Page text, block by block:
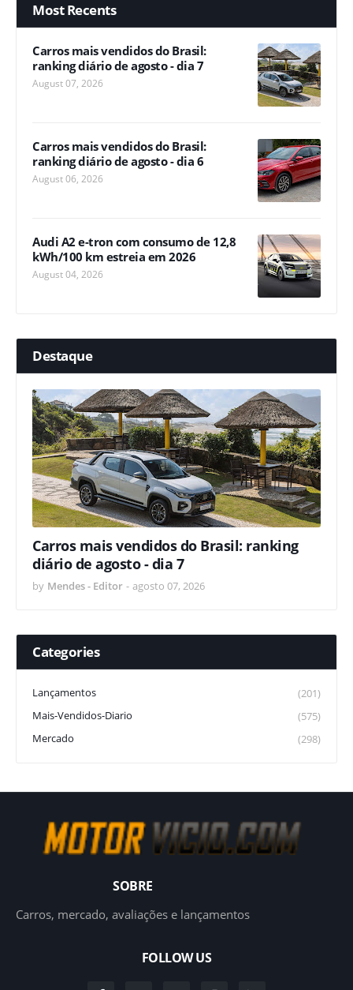
Most Recents
Carros mais vendidos do Brasil:
ranking diário de agosto - dia 7
August 07, 2026
Carros mais vendidos do Brasil:
ranking diário de agosto - dia 6
August 06, 2026
Audi A2 e-tron com consumo de 12,8
kWh/100 km estreia em 2026
August 04, 2026
Destaque
Carros mais vendidos do Brasil: ranking
diário de agosto - dia 7
by Mendes - Editor - agosto 07, 2026
Categories
Lançamentos
(201)
Mais-Vendidos-Diario
(575)
Mercado
(298)
SOBRE
Carros, mercado, avaliações e lançamentos
FOLLOW US